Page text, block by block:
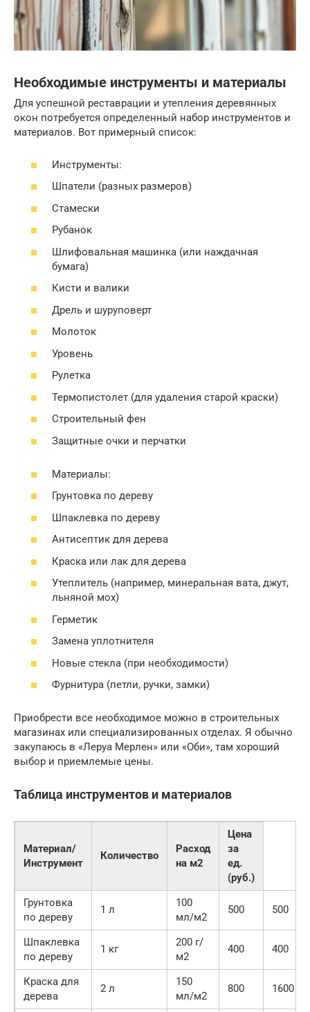
Необходимые инструменты и материалы
Для успешной реставрации и утепления деревянных
окон потребуется определенный набор инструментов и
материалов. Вот примерный список:
Инструменты:
Шпатели (разных размеров)
Стамески
Рубанок
Шлифовальная машинка (или наждачная
бумага)
Кисти и валики
Дрель и шуруповерт
Молоток
Уровень
Рулетка
Термопистолет (для удаления старой краски)
Строительный фен
Защитные очки и перчатки
Материалы:
Грунтовка по дереву
Шпаклевка по дереву
Антисептик для дерева
Краска или лак для дерева
Утеплитель (например, минеральная вата, джут,
льняной мох)
Герметик
Замена уплотнителя
Новые стекла (при необходимости)
Фурнитура (петли, ручки, замки)
Приобрести все необходимое можно в строительных
магазинах или специализированных отделах. Я обычно
закупаюсь в «Леруа Мерлен» или «Оби», там хороший
выбор и приемлемые цены.
Таблица инструментов и материалов
Материал/
Инструмент
Количество
Расход
на м2
Цена
за
ед.
(руб.)
Грунтовка
по дереву
1 л
100
мл/м2
500 500
Шпаклевка
по дереву
1 кг
200 г/
м2
400 400
Краска для
дерева
2 л
150
мл/м2
800 1600